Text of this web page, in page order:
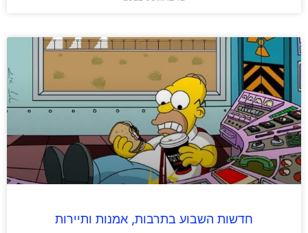
חדשות השבוע בתרבות, אמנות ותיירות